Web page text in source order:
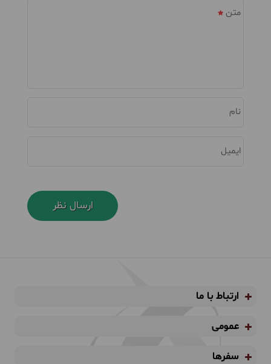
متن
نام
ایمیل
ارتباط با ما
عمومی
سفرها